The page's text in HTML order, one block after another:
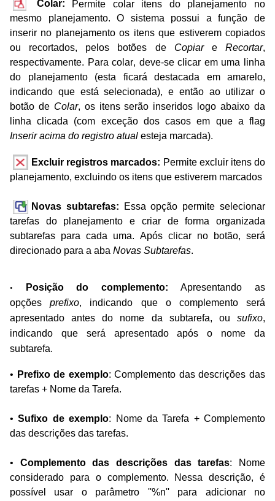
Colar: Permite colar itens do planejamento no
mesmo planejamento. O sistema possui a função de
inserir no planejamento os itens que estiverem copiados
ou recortados, pelos botões de CopiareRecortar,
respectivamente. Para colar, deve-se clicar em uma linha
do planejamento (esta ficará destacada em amarelo,
indicando que está selecionada), e então ao utilizar o
botão de Colar, os itens serão inseridos logo abaixo da
linha clicada (com exceção dos casos em que a flag
Inserir acima do registro atual esteja marcada).
Excluir registros marcados: Permite excluir itens do
planejamento, excluindo os itens que estiverem marcados
Novas subtarefas: Essa opção permite selecionar
tarefas do planejamento e criar de forma organizada
subtarefas para cada uma. Após clicar no botão, será
direcionado para a aba Novas Subtarefas.
• Posição do complemento:
Apresentando as
opções prefixo, indicando que o
complemento será
apresentado antes do nome da subtarefa, ou sufixo,
indicando que será apresentado após o nome da
subtarefa.
• Prefixo de exemplo: Complemento das descrições das
tarefas + Nome da Tarefa.
• Sufixo de exemplo:
Nome da Tarefa + Complemento
das descrições das tarefas.
• Complemento das descrições das tarefas: Nome
considerado para o complemento. Nessa descrição, é
possível usar o parâmetro ''%n'' para adicionar no